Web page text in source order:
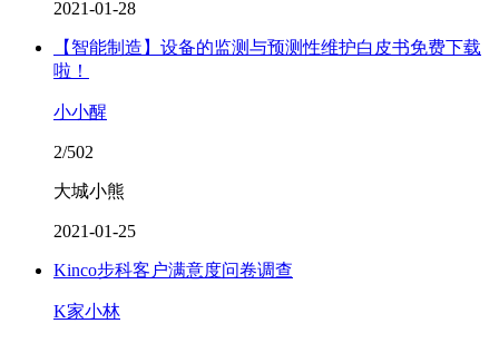
2021-01-28
【智能制造】设备的监测与预测性维护白皮书免费下载
啦！
小小醒
2/502
大城小熊
2021-01-25
Kinco步科客户满意度问卷调查
K家小林